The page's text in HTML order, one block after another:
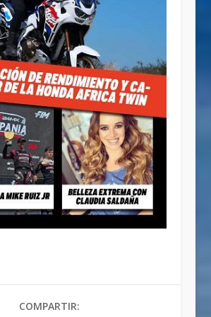
COMPARTIR: